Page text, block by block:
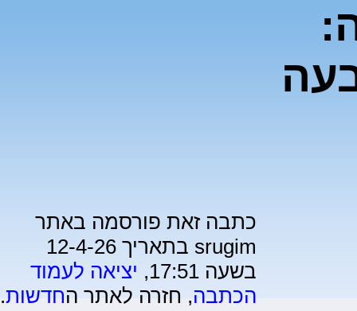
כתבה זאת פורסמה באתר
srugim בתאריך 12-4-26
בשעה 17:51,
יציאה לעמוד
הכתבה, חזרה לאתר החדשות.